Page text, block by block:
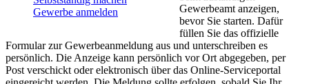
Gewerbe anmelden
Gewerbeamt anzeigen,
bevor Sie starten. Dafür
füllen Sie das offizielle
Formular zur Gewerbeanmeldung aus und unterschreiben es
persönlich. Die Anzeige kann persönlich vor Ort abgegeben, per
Post verschickt oder elektronisch über das Online-Serviceportal